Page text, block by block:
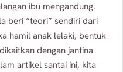
ibu mengandung.
beri “teori” sendiri dari
hamil anak lelaki, bentuk
dengan jantina
artikel santai ini, kita